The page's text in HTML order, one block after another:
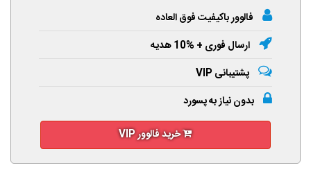
فالوور باکیفیت فوق العاده
ارسال فوری + %10 هدیه
پشتیبانی VIP
بدون نیاز به پسورد
خرید فالوور VIP